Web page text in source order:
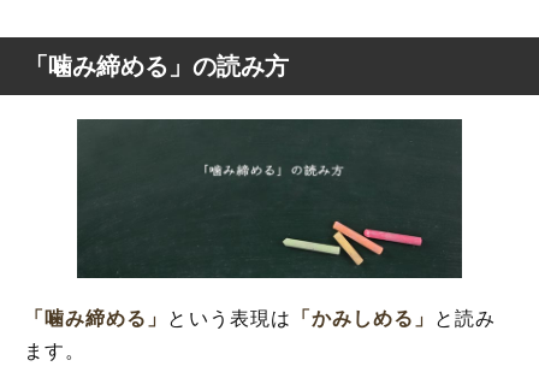
「噛み締める」の読み方
「噛み締める」 という表現は 「かみしめる」 と読み
ます。